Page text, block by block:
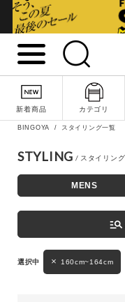
新着商品 カテゴリ
BINGOYA スタイリング一覧
STYLING
MENS
manage_search
160cm~164cm